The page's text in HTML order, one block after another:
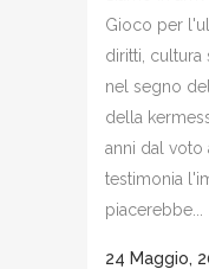
Gioco per
diritti, cultura
nel segno
della
anni dal
testimonia
piacerebbe...
24 Maggio,